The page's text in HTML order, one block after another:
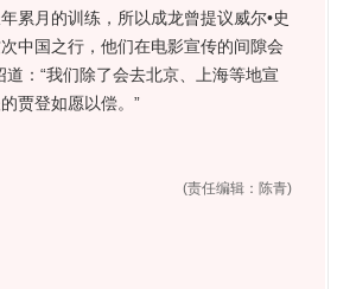
累月的训练，所以成龙曾提议威尔•史
中国之行，他们在电影宣传的间隙会
：“我们除了会去北京、上海等地宣
贾登如愿以偿。”
(责任编辑：陈青)